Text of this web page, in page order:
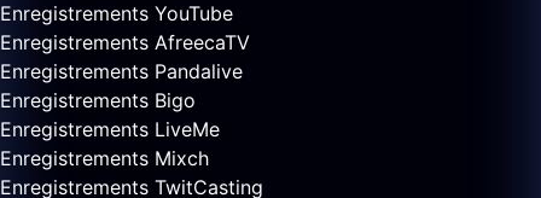
Enregistrements YouTube
Enregistrements AfreecaTV
Enregistrements Pandalive
Enregistrements Bigo
Enregistrements LiveMe
Enregistrements Mixch
Enregistrements TwitCasting